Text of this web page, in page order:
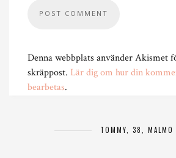
Denna webbplats använder Akismet
skräppost. Lär dig om hur din
bearbetas.
TOMMY, 38, MALMÖ